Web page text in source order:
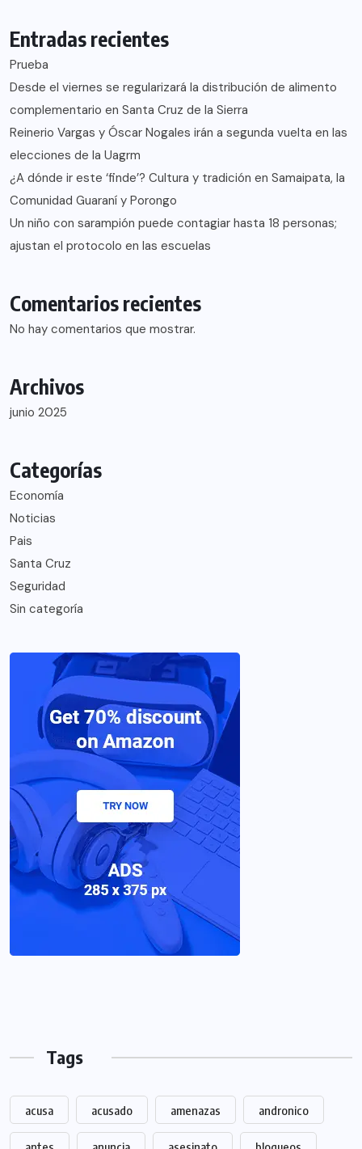
Entradas recientes
Prueba
Desde el viernes se regularizará la distribución de alimento
complementario en Santa Cruz de la Sierra
Reinerio Vargas y Óscar Nogales irán a segunda vuelta en las
elecciones de la Uagrm
¿A dónde ir este ‘finde’? Cultura y tradición en Samaipata, la
Comunidad Guaraní y Porongo
Un niño con sarampión puede contagiar hasta 18 personas;
ajustan el protocolo en las escuelas
Comentarios recientes
No hay comentarios que mostrar.
Archivos
junio 2025
Categorías
Economía
Noticias
Pais
Santa Cruz
Seguridad
Sin categoría
Tags
acusa acusado amenazas andronico